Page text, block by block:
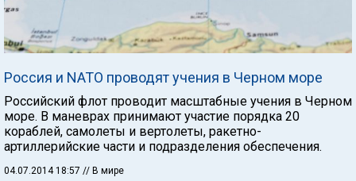
Россия и NATO проводят учения в Черном море
Российский флот проводит масштабные учения в Черном
море. В маневрах принимают участие порядка 20
кораблей, самолеты и вертолеты, ракетно-
артиллерийские части и подразделения обеспечения.
04.07.2014 18:57 // В мире